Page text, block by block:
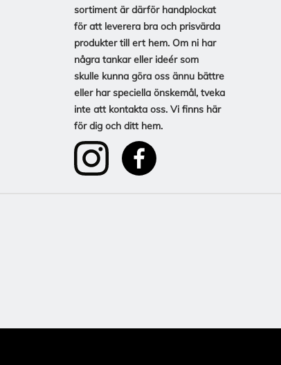
sortiment är därför handplockat
för att leverera bra och prisvärda
produkter till ert hem. Om ni har
några tankar eller ideér som
skulle kunna göra oss ännu bättre
eller har speciella önskemål, tveka
inte att kontakta oss. Vi finns här
för dig och ditt hem.